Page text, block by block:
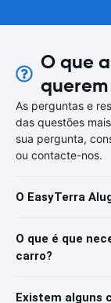
O que
As perguntas e
das questões
sua pergunta,
ou contacte-nos.
O EasyTerra
O que é que
carro?
Existem alguns